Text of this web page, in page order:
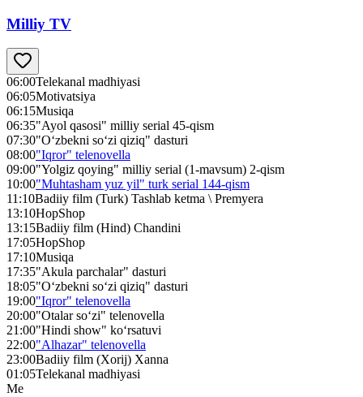
Milliy TV
06:00Telekanal madhiyasi
06:05Motivatsiya
06:15Musiqa
06:35"Ayol qasosi" milliy serial 45-qism
07:30"O‘zbekni so‘zi qiziq" dasturi
08:00"Iqror" telenovella
09:00"Yolgiz qoying" milliy serial (1-mavsum) 2-qism
10:00"Muhtasham yuz yil" turk serial 144-qism
11:10Badiiy film (Turk) Tashlab ketma \ Premyera
13:10HopShop
13:15Badiiy film (Hind) Chandini
17:05HopShop
17:10Musiqa
17:35"Akula parchalar" dasturi
18:05"O‘zbekni so‘zi qiziq" dasturi
19:00"Iqror" telenovella
20:00"Otalar so‘zi" telenovella
21:00"Hindi show" ko‘rsatuvi
22:00"Alhazar" telenovella
23:00Badiiy film (Xorij) Xanna
01:05Telekanal madhiyasi
Me